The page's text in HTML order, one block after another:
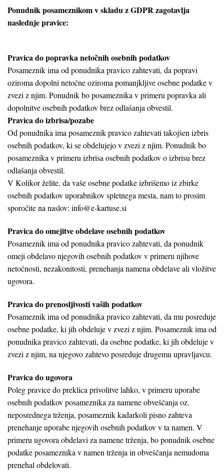
Ponudnik posameznikom v skladu z GDPR zagotavlja
naslednje pravice:
Pravica do popravka netočnih osebnih podatkov
Posameznik ima od ponudnika pravico zahtevati, da popravi
oziroma dopolni netočne oziroma pomanjkljive osebne podatke v
zvezi z njim. Ponudnik bo posameznika v primeru popravka ali
dopolnitve osebnih podatkov brez odlašanja obvestil.
Pravica do izbrisa/pozabe
Od ponudnika ima posameznik pravico zahtevati takojšen izbris
osebnih podatkov, ki se obdelujejo v zvezi z njim. Ponudnik bo
posameznika v primeru izbrisa osebnih podatkov o izbrisu brez
odlašanja obvestil.
V Kolikor želite, da vaše osebne podatke izbrišemo iz zbirke
osebnih podatkov uporabnikov spletnega mesta, nam to prosim
sporočite na naslov: info@e-kartuse.si
Pravica do omejitve obdelave osebnih podatkov
Posameznik ima od ponudnika pravico zahtevati, da ponudnik
omeji obdelavo njegovih osebnih podatkov v primeru njihove
netočnosti, nezakonitosti, prenehanja namena obdelave ali vložitve
ugovora.
Pravica do prenosljivosti vaših podatkov
Posameznik ima od ponudnika pravico zahtevati, da mu posreduje
osebne podatke, ki jih obdeluje v zvezi z njim. Posameznik ima od
ponudnika pravico zahtevati, da osebne podatke, ki jih obdeluje v
zvezi z njim, na njegovo zahtevo posreduje drugemu upravljavcu.
Pravica do ugovora
Poleg pravice do preklica privolitve lahko, v primeru uporabe
osebnih podatkov posameznika za namene obveščanja oz.
neposrednega trženja, posameznik kadarkoli pisno zahteva
prenehanje uporabe njegovih osebnih podatkov v ta namen. V
primeru ugovora obdelavi za namene trženja, bo ponudnik osebne
podatke posameznika v namen trženja in obveščanja nemudoma
prenehal obdelovati.